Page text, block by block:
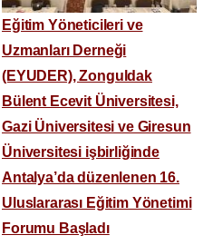
Eğitim Yöneticileri ve
Uzmanları Derneği
(EYUDER), Zonguldak
Bülent Ecevit Üniversitesi,
Gazi Üniversitesi ve Giresun
Üniversitesi işbirliğinde
Antalya’da düzenlenen 16.
Uluslararası Eğitim Yönetimi
Forumu Başladı